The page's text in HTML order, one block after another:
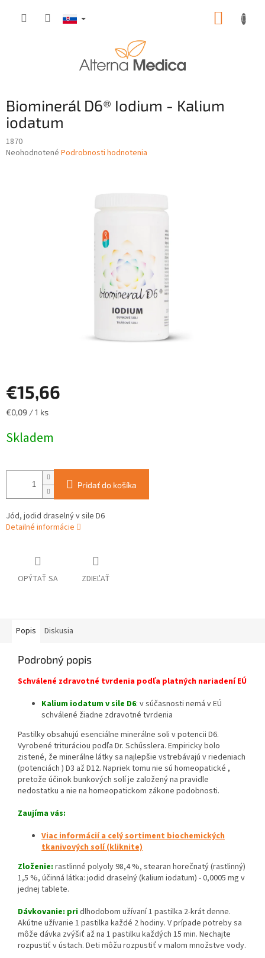
Biominerál D6® Iodium - Kalium
iodatum
1870
Priemerné
Neohodnotené Podrobnosti hodnotenia
€15,66
Jednotková
€0,09 / 1 ks
Skladem
Pridať do košíka
Jód, jodid draselný v sile D6
Detailné informácie
OPÝTAŤ SA ZDIEĽAŤ
Popis Diskusia
Podrobný popis
Schválené zdravotné tvrdenia podľa platných nariadení EÚ
Kalium iodatum v sile D6: v súčasnosti nemá v EÚ
schválené žiadne zdravotné tvrdenia
Pastilky obsahujú esenciálne minerálne soli v potencii D6.
Vyrobené trituráciou podľa Dr. Schűsslera. Empirickybolo
zistené, že minerálne látkysa najlepšie vstrebávajú v riedeniach
(potenciách ) D3 až D12. Napriek tomu nie sú homeopatické ,
pretože účinokbunkových solíje založenýna pravidle
nedostatku a nie na homeopatickom zákone podobnosti.
Zaujíma vás:
Viac informácií a celý sortiment biochemických
tkanivových solí (kliknite)
Zloženie: rastlinné polyoly 98,4 %, stearan horečnatý (rastlinný)
1,5 %, účinná látka: jodid draselný (kalium iodatum) - 0,0005 mg v
jednej tablete.
Dávkovanie: pridlhodobom užívaní 1 pastilka 2-krát denne.
Akútne užívanie 1 pastilka každé 2 hodiny. V prípade potreby sa
môže dávka zvýšiť až na 1 pastilku každých 15 min. Nechajte
rozpustiť v ústach. Deti môžu rozpustiť v malom množstve vody.